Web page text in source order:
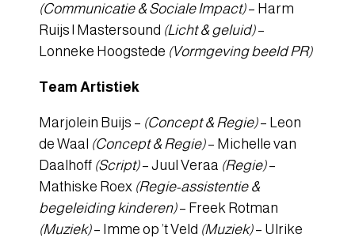
(Communicatie & Sociale Impact)– Harm
Ruijs | Mastersound (Licht & geluid)–
Lonneke Hoogstede (Vormgeving beeld PR)
Team Artistiek
Marjolein Buijs – (Concept & Regie)– Leon
de Waal (Concept & Regie)– Michelle van
Daalhoff (Script)– Juul Veraa (Regie)–
Mathiske Roex (Regie-assistentie &
begeleiding kinderen)– Freek Rotman
(Muziek)– Imme op ’t Veld (Muziek)– Ulrike